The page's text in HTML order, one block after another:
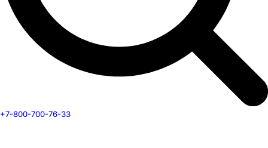
+7-800-700-76-33